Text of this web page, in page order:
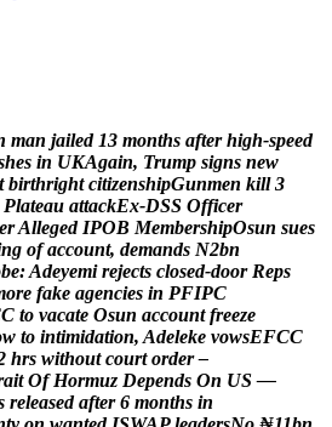
man jailed 13 months after high-speed
hes in UKAgain, Trump signs new
t birthright citizenshipGunmen kill 3
Plateau attackEx-DSS Officer
erAlleged IPOB MembershipOsun sues
ng of account, demands N2bn
be:Adeyemi rejects closed-door Reps
ore fake agencies in PFIPC
C to vacate Osun account freeze
w to intimidation, Adeleke vowsEFCC
hrs without court order –
ait Of Hormuz Depends On US —
released after 6 months in